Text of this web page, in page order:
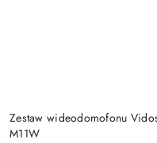
Zestaw wideodomofonu
M11W